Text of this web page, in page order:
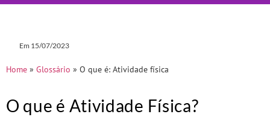
Em 15/07/2023
Home » Glossário » O que é: Atividade física
O que é Atividade Física?